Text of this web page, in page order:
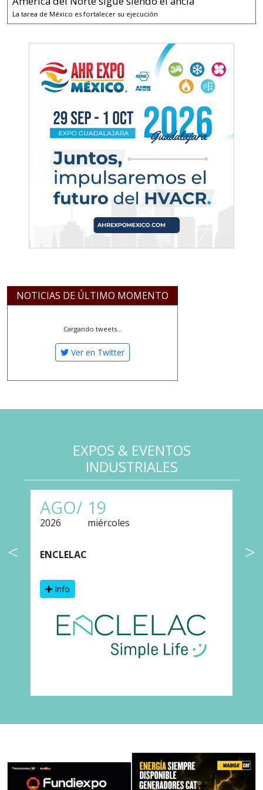
La tarea de México es fortalecer su ejecución
NOTICIAS DE ÚLTIMO MOMENTO
Cargando tweets...
Ver en Twitter
EXPOS & EVENTOS
INDUSTRIALES
AGO/
2026
19
miércoles
ENCLELAC
Info